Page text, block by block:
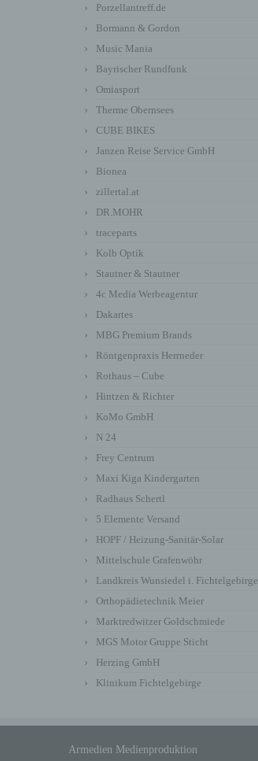
Porzellantreff.de
Bormann & Gordon
Music Mania
Bayrischer Rundfunk
Omiasport
Therme Obernsees
CUBE BIKES
Janzen Reise Service GmbH
Bionea
zillertal.at
DR.MOHR
traceparts
Kolb Optik
Stautner & Stautner
4c Media Werbeagentur
Dakartes
MBG Premium Brands
Röntgenpraxis Herrneder
Rothaus – Cube
Hintzen & Richter
KoMo GmbH
N 24
Frey Centrum
Maxi Kiga Kindergarten
Radhaus Schertl
5 Elemente Versand
HOPF / Heizung-Sanitär-Solar
Mittelschule Grafenwöhr
Landkreis Wunsiedel i. Fichtelgebirge
Orthopädietechnik Meier
Marktredwitzer Goldschmiede
MGS Motor Gruppe Sticht
Herzing GmbH
Klinikum Fichtelgebirge
Armedien Medienproduktion